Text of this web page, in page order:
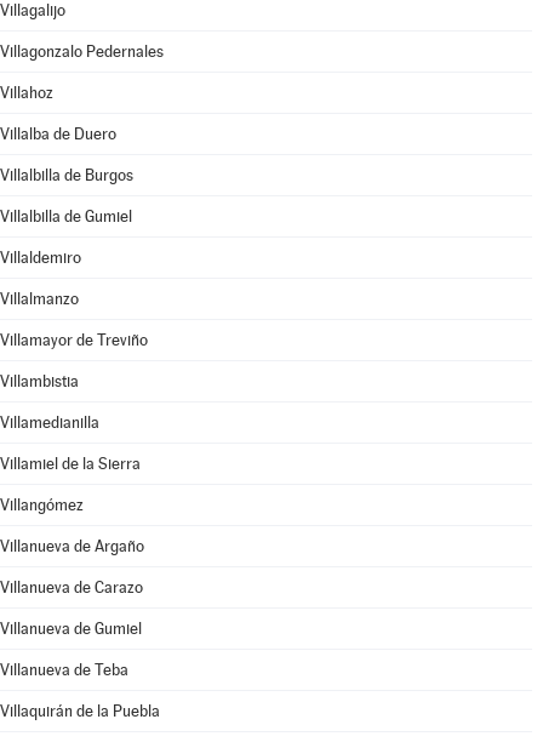
Villagalijo
Villagonzalo Pedernales
Villahoz
Villalba de Duero
Villalbilla de Burgos
Villalbilla de Gumiel
Villaldemiro
Villalmanzo
Villamayor de Treviño
Villambistia
Villamedianilla
Villamiel de la Sierra
Villangómez
Villanueva de Argaño
Villanueva de Carazo
Villanueva de Gumiel
Villanueva de Teba
Villaquirán de la Puebla